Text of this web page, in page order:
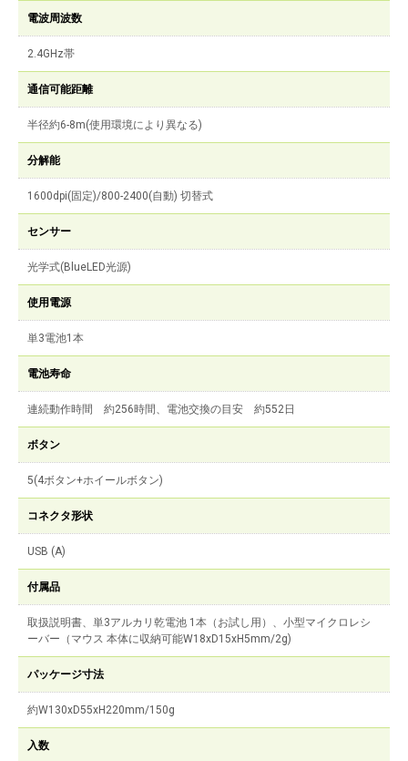
電波周波数
2.4GHz帯
通信可能距離
半径約6-8m(使用環境により異なる)
分解能
1600dpi(固定)/800-2400(自動) 切替式
センサー
光学式(BlueLED光源)
使用電源
単3電池1本
電池寿命
連続動作時間 約256時間、電池交換の目安 約552日
ボタン
5(4ボタン+ホイールボタン)
コネクタ形状
USB (A)
付属品
取扱説明書、単3アルカリ乾電池 1本（お試し用）、小型マイクロレシ
ーバー（マウス 本体に収納可能W18xD15xH5mm/2g)
パッケージ寸法
約W130xD55xH220mm/150g
入数